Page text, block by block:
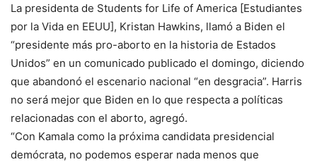
La presidenta de Students for Life of America [Estudiantes
por la Vida en EEUU], Kristan Hawkins, llamó a Biden el
“presidente más pro-aborto en la historia de Estados
Unidos” en un comunicado publicado el domingo, diciendo
que abandonó el escenario nacional “en desgracia”. Harris
no será mejor que Biden en lo que respecta a políticas
relacionadas con el aborto, agregó.
“Con Kamala como la próxima candidata presidencial
demócrata, no podemos esperar nada menos que